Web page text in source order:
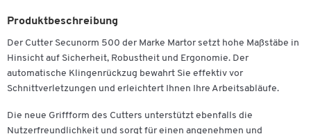
Produktbeschreibung
Der Cutter Secunorm 500 der Marke Martor setzt hohe Maßstäbe in
Hinsicht auf Sicherheit, Robustheit und Ergonomie. Der
automatische Klingenrückzug bewahrt Sie effektiv vor
Schnittverletzungen und erleichtert Ihnen Ihre Arbeitsabläufe.
Die neue Griffform des Cutters unterstützt ebenfalls die
Nutzerfreundlichkeit und sorgt für einen angenehmen und